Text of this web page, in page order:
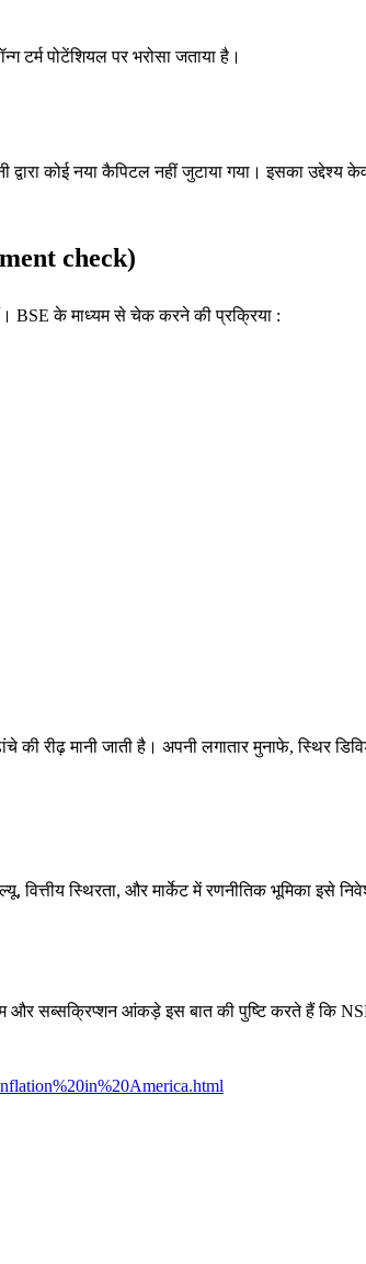
पोटेंशियल पर भरोसा जताया है।
कोई नया कैपिटल नहीं जुटाया गया। इसका उद्देश्य
check)
BSE के माध्यम से चेक करने की प्रक्रिया :
रीढ़ मानी जाती है। अपनी लगातार मुनाफे, स्थिर
स्थिरता, और मार्केट में रणनीतिक भूमिका इसे
सब्सक्रिप्शन आंकड़े इस बात की पुष्टि करते हैं कि